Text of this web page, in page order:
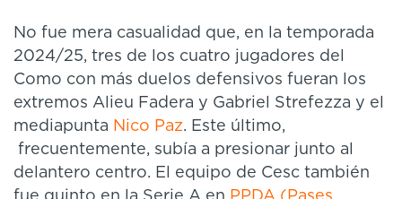
No fue mera casualidad que, en la temporada
2024/25, tres de los cuatro jugadores del
Como con más duelos defensivos fueran los
extremos Alieu Fadera y Gabriel Strefezza y el
mediapunta Nico Paz. Este último,
frecuentemente, subía a presionar junto al
delantero centro. El equipo de Cesc también